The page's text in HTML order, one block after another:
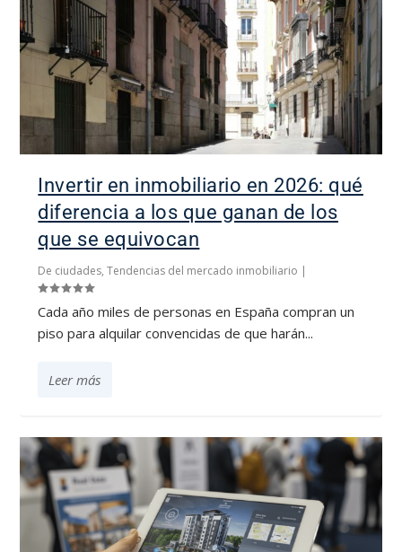
Invertir en inmobiliario en 2026: qué
diferencia a los que ganan de los
que se equivocan
De ciudades,Tendencias del mercado inmobiliario
Cada año miles de personas en España compran un
piso para alquilar convencidas de que harán...
Leer más